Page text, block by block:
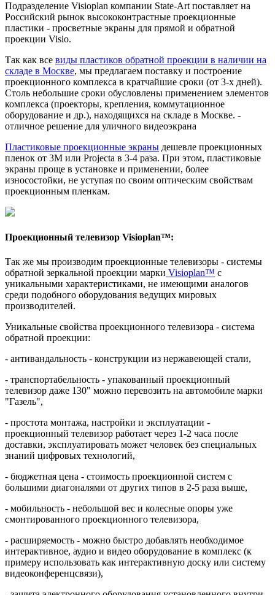
Подразделение Visioplan компании State-Art поставляет на
Российский рынок высококонтрастные проекционные
пластики - просветные экраны для прямой и обратной
проекции Visio.
Так как все виды пластиков обратной проекции в наличии на
складе в Москве, мы предлагаем поставку и построение
проекционного комплекса в кратчайшие сроки (от 3-х дней).
Столь небольшие сроки обусловлены применением элементов
комплекса (проекторы, крепления, коммутационное
оборудование и др.), находящихся на складе в Москве. -
отличное решение для уличного видеоэкрана
Пластиковые проекционные экраны дешевле проекционных
пленок от 3М или Projecta в 3-4 раза. При этом, пластиковые
экраны проще в установке и применении, более
износостойки, не уступая по своим оптическим свойствам
проекционным пленкам.
Проекционный телевизор Visioplan™:
Так же мы производим проекционные телевизоры - системы
обратной зеркальной проекции марки Visioplan™ с
уникальными характеристиками, не имеющими аналогов
среди подобного оборудования ведущих мировых
производителей.
Уникальные свойства проекционного телевизора - система
обратной проекции:
- антивандальность - конструкции из нержавеющей стали,
- транспортабельность - упакованный проекционный
телевизор даже 130" можно перевозить на автомобиле марки
"Газель",
- простота монтажа, настройки и эксплуатации -
проекционный телевизор работает через 1-2 часа после
доставки, эксплуатировать может человек без специальных
знаний цифровых технологий,
- бюджетная цена - стоимость проекционной систем с
большими диагоналями от других типов в 2-5 раза выше,
- мобильность - небольшой вес и колесные опоры уже
смонтированного проекционного телевизора,
- расширяемость - можно быстро добавлять необходимое
интерактивное, аудио и видео оборудование в комплекс (к
примеру использовать как интерактивную доску или систему
видеоконференцсвязи),